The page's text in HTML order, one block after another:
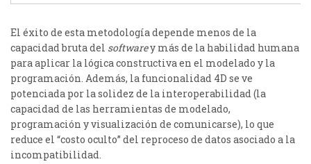
El éxito de esta metodología depende menos de la
capacidad bruta del softwarey más de la habilidad humana
para aplicar la lógica constructiva en el modelado y la
programación. Además, la funcionalidad 4D se ve
potenciada por la solidez de la interoperabilidad (la
capacidad de las herramientas de modelado,
programación y visualización de comunicarse), lo que
reduce el “costo oculto” del reproceso de datos asociado a la
incompatibilidad.